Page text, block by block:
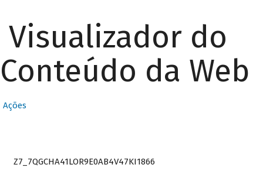
Visualizador do
Conteúdo da Web
Ações
Z7_7QGCHA41LOR9E0AB4V47KI1866